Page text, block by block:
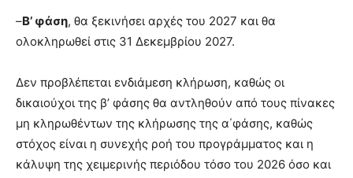
–Β’ φάση, θα ξεκινήσει αρχές του 2027 και θα
ολοκληρωθεί στις 31 Δεκεμβρίου 2027.
Δεν προβλέπεται ενδιάμεση κλήρωση, καθώς οι
δικαιούχοι της β’ φάσης θα αντληθούν από τους πίνακες
μη κληρωθέντων της κλήρωσης της α΄φάσης, καθώς
στόχος είναι η συνεχής ροή του προγράμματος και η
κάλυψη της χειμερινής περιόδου τόσο του 2026 όσο και